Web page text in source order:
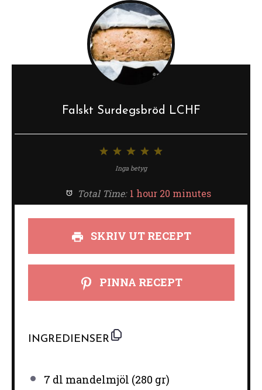
Falskt Surdegsbröd LCHF
4
3
stjärnor
stjärnor
stjärna
Inga betyg
Total Time: 1 hour 20 minutes
SKRIV UT RECEPT
PINNA RECEPT
INGREDIENSER
7 dl mandelmjöl (280 gr)